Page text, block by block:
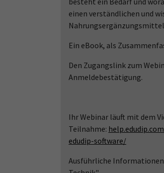
einen verständlichen und
Ein eBook, als
Den Zugangslink zum
Anmeldebestätigung.
Ihr Webinar läuft mit dem
Teilnahme:
edudip-software/
Ausführliche Informationen